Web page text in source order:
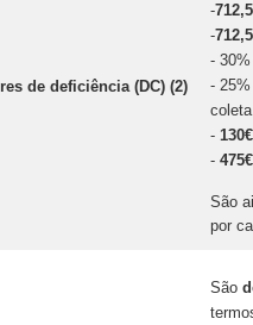
de deficiência (DC) (2)
-
-
-
-
- 130€
- 475€
São
por
São